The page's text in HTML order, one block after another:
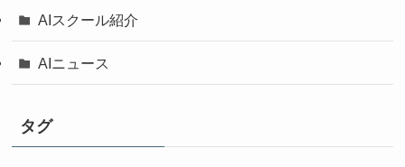
AIスクール紹介
AIニュース
タグ